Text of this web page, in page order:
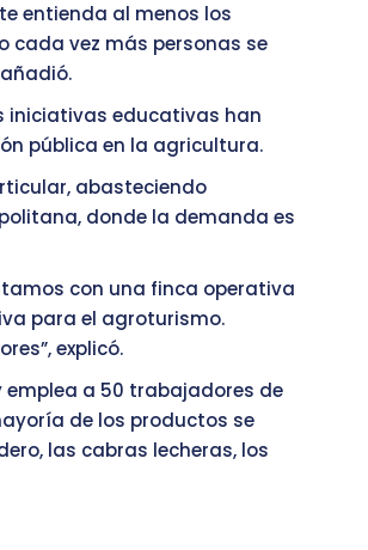
entienda al menos los
cada vez más personas se
iniciativas educativas han
pública en la agricultura.
abasteciendo
donde la demanda es
con una finca operativa
para el agroturismo.
explicó.
emplea a 50 trabajadores de
de los productos se
las cabras lecheras, los